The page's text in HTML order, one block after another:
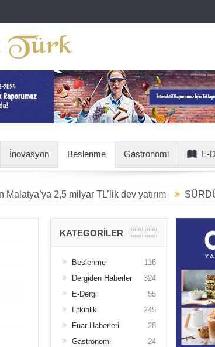
İnovasyon Beslenme Gastronomi E-
2,5 milyar TL’lik dev yatırım
KATEGORILER
Beslenme
116
Dergiden Haberler
324
E-Dergi
55
Etkinlik
245
Fuar Haberleri
28
Gastronomi
24